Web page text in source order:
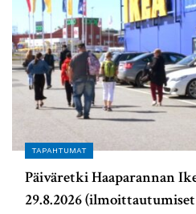
TAPAHTUMAT
Päiväretki Haaparannan
29.8.2026